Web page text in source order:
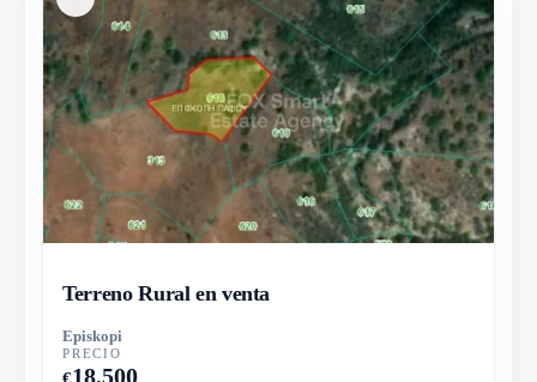
Terreno Rural en venta
Episkopi
PRECIO
€18,500